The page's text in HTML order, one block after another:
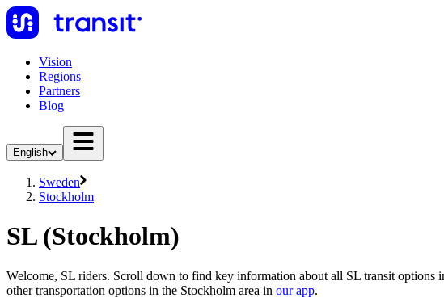
Vision
Regions
Partners
Blog
English
Sweden
Stockholm
SL (Stockholm)
Welcome, SL riders. Scroll down to find key information about all SL transit options
other transportation options in the Stockholm area in our app.